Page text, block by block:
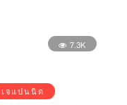
7.3K
เจแปนนิด